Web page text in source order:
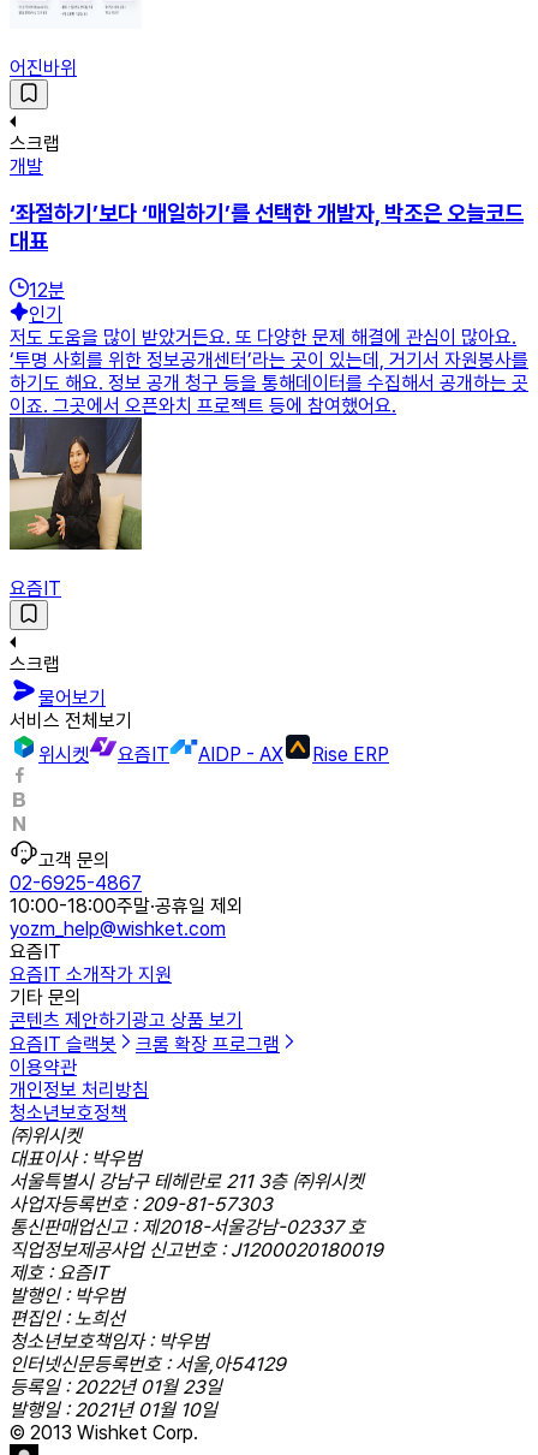
어진바위
스크랩
개발
‘좌절하기’보다 ‘매일하기’를 선택한 개발자, 박조은 오늘코드
대표
12분
인기
저도 도움을 많이 받았거든요. 또 다양한 문제 해결에 관심이 많아요.
‘투명 사회를 위한 정보공개센터’라는 곳이 있는데, 거기서 자원봉사를
하기도 해요. 정보 공개 청구 등을 통해데이터를 수집해서 공개하는 곳
이죠. 그곳에서 오픈와치 프로젝트 등에 참여했어요.
요즘IT
스크랩
물어보기
서비스 전체보기
위시켓
요즘IT AIDP - AX Rise ERP
고객 문의
02-6925-4867
10:00-18:00주말·공휴일 제외
yozm_help@wishket.com
요즘IT
요즘IT 소개작가 지원
기타 문의
콘텐츠 제안하기 광고 상품 보기
요즘IT 슬랙봇
크롬 확장 프로그램
이용약관
개인정보 처리방침
청소년보호정책
㈜위시켓
대표이사 : 박우범
서울특별시 강남구 테헤란로 211 3층 ㈜위시켓
사업자등록번호 : 209-81-57303
통신판매업신고 : 제2018-서울강남-02337 호
직업정보제공사업 신고번호 : J1200020180019
제호 : 요즘IT
발행인 : 박우범
편집인 : 노희선
청소년보호책임자 : 박우범
인터넷신문등록번호 : 서울,아54129
등록일 : 2022년 01월 23일
발행일 : 2021년 01월 10일
© 2013 Wishket Corp.